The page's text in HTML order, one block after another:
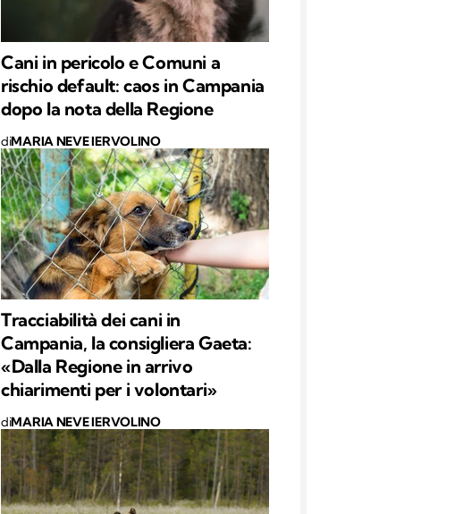
Cani in pericolo e Comuni a
rischio default: caos in Campania
dopo la nota della Regione
diMARIA NEVE IERVOLINO
Tracciabilità dei cani in
Campania, la consigliera Gaeta:
«Dalla Regione in arrivo
chiarimenti per i volontari»
diMARIA NEVE IERVOLINO